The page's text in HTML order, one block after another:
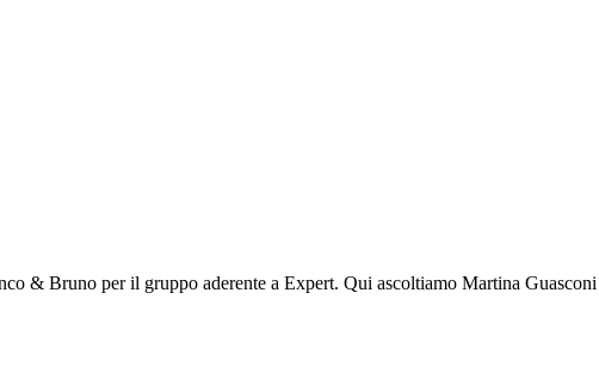
& Bruno per il gruppo aderente a Expert. Qui ascoltiamo Martina